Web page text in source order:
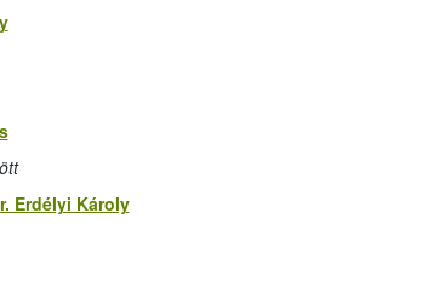
Erdélyi Károly